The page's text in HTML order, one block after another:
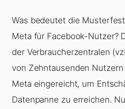
Was bedeutet die
Meta für Facebook-Nutzer?
der Verbraucherzentralen
von Zehntausenden
Meta eingereicht, um
Datenpanne zu erreichen.